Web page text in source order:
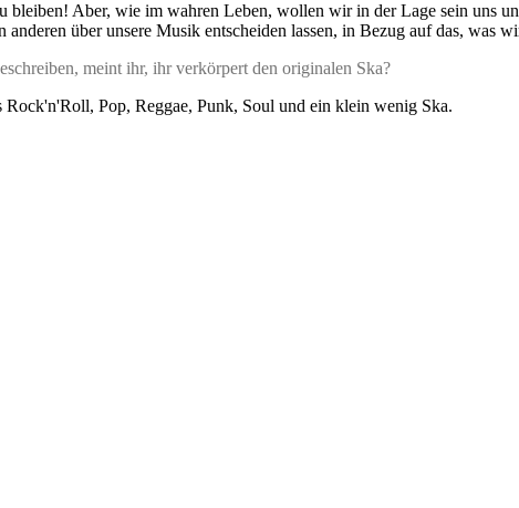
bleiben! Aber, wie im wahren Leben, wollen wir in der Lage sein uns
über unsere Musik entscheiden lassen, in Bezug auf das, was
meint ihr, ihr verkörpert den originalen Ska?
Rock'n'Roll, Pop, Reggae, Punk, Soul und ein klein wenig Ska.